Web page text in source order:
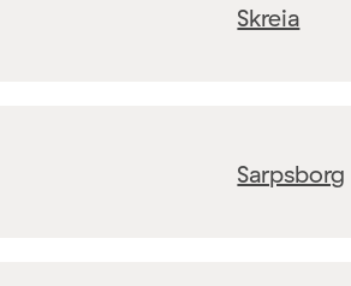
Skreia
Sarpsborg